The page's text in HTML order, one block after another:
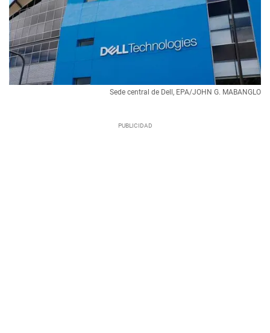
Sede central de Dell, EPA/JOHN G. MABANGLO